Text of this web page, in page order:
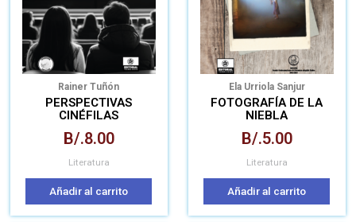
Rainer Tuñón
PERSPECTIVAS
CINÉFILAS
B/.8.00
Literatura
Añadir al carrito
Ela Urriola Sanjur
FOTOGRAFÍA DE LA
NIEBLA
B/.5.00
Literatura
Añadir al carrito